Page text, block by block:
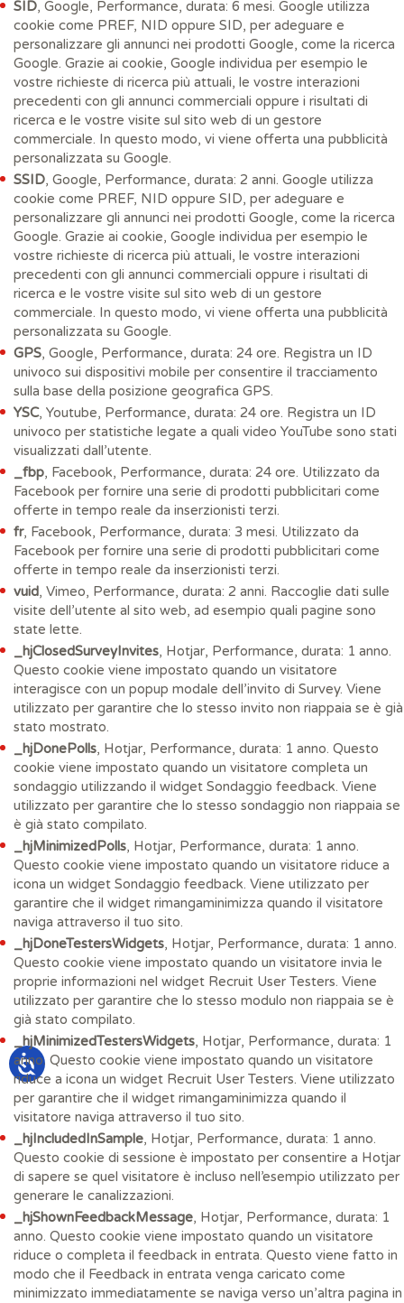
SID, Google, Performance, durata: 6 mesi. Google utilizza
cookie come PREF, NID oppure SID, per adeguare e
personalizzare gli annunci nei prodotti Google, come la ricerca
Google. Grazie ai cookie, Google individua per esempio le
vostre richieste di ricerca più attuali, le vostre interazioni
precedenti con gli annunci commerciali oppure i risultati di
ricerca e le vostre visite sul sito web di un gestore
commerciale. In questo modo, vi viene offerta una pubblicità
personalizzata su Google.
SSID, Google, Performance, durata: 2 anni. Google utilizza
cookie come PREF, NID oppure SID, per adeguare e
personalizzare gli annunci nei prodotti Google, come la ricerca
Google. Grazie ai cookie, Google individua per esempio le
vostre richieste di ricerca più attuali, le vostre interazioni
precedenti con gli annunci commerciali oppure i risultati di
ricerca e le vostre visite sul sito web di un gestore
commerciale. In questo modo, vi viene offerta una pubblicità
personalizzata su Google.
GPS, Google, Performance, durata: 24 ore. Registra un ID
univoco sui dispositivi mobile per consentire il tracciamento
sulla base della posizione geografica GPS.
YSC, Youtube, Performance, durata: 24 ore. Registra un ID
univoco per statistiche legate a quali video YouTube sono stati
visualizzati dall’utente.
_fbp, Facebook, Performance, durata: 24 ore. Utilizzato da
Facebook per fornire una serie di prodotti pubblicitari come
offerte in tempo reale da inserzionisti terzi.
fr, Facebook, Performance, durata: 3 mesi. Utilizzato da
Facebook per fornire una serie di prodotti pubblicitari come
offerte in tempo reale da inserzionisti terzi.
vuid, Vimeo, Performance, durata: 2 anni. Raccoglie dati sulle
visite dell’utente al sito web, ad esempio quali pagine sono
state lette.
_hjClosedSurveyInvites, Hotjar, Performance, durata: 1 anno.
Questo cookie viene impostato quando un visitatore
interagisce con un popup modale dell’invito di Survey. Viene
utilizzato per garantire che lo stesso invito non riappaia se è già
stato mostrato.
_hjDonePolls, Hotjar, Performance, durata: 1 anno. Questo
cookie viene impostato quando un visitatore completa un
sondaggio utilizzando il widget Sondaggio feedback. Viene
utilizzato per garantire che lo stesso sondaggio non riappaia se
è già stato compilato.
_hjMinimizedPolls, Hotjar, Performance, durata: 1 anno.
Questo cookie viene impostato quando un visitatore riduce a
icona un widget Sondaggio feedback. Viene utilizzato per
garantire che il widget rimangaminimizza quando il visitatore
naviga attraverso il tuo sito.
_hjDoneTestersWidgets, Hotjar, Performance, durata: 1 anno.
Questo cookie viene impostato quando un visitatore invia le
proprie informazioni nel widget Recruit User Testers. Viene
utilizzato per garantire che lo stesso modulo non riappaia se è
già stato compilato.
_hjMinimizedTestersWidgets, Hotjar, Performance, durata: 1
anno. Questo cookie viene impostato quando un visitatore
riduce a icona un widget Recruit User Testers. Viene utilizzato
per garantire che il widget rimangaminimizza quando il
visitatore naviga attraverso il tuo sito.
_hjIncludedInSample, Hotjar, Performance, durata: 1 anno.
Questo cookie di sessione è impostato per consentire a Hotjar
di sapere se quel visitatore è incluso nell’esempio utilizzato per
generare le canalizzazioni.
_hjShownFeedbackMessage, Hotjar, Performance, durata: 1
anno. Questo cookie viene impostato quando un visitatore
riduce o completa il feedback in entrata. Questo viene fatto in
modo che il Feedback in entrata venga caricato come
minimizzato immediatamente se naviga verso un’altra pagina in